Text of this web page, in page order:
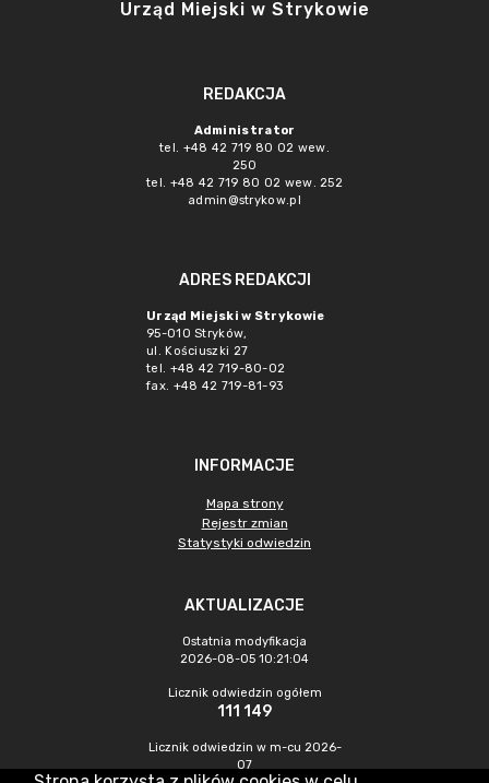
Urząd Miejski w Strykowie
REDAKCJA
Administrator
tel. +48 42 719 80 02 wew.
250
tel. +48 42 719 80 02 wew. 252
admin@strykow.pl
ADRES REDAKCJI
Urząd Miejski w Strykowie
95-010 Stryków,
ul. Kościuszki 27
tel. +48 42 719-80-02
fax. +48 42 719-81-93
INFORMACJE
Mapa strony
Rejestr zmian
Statystyki odwiedzin
AKTUALIZACJE
Ostatnia modyfikacja
2026-08-05 10:21:04
Licznik odwiedzin ogółem
111 149
Licznik odwiedzin w m-cu 2026-
07